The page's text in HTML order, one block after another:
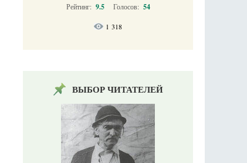
Рейтинг: 9.5 Голосов: 54
1 318
ВЫБОР ЧИТАТЕЛЕЙ